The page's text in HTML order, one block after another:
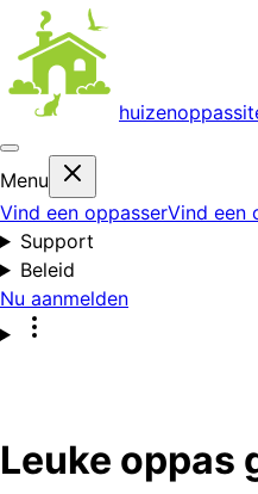
huizenoppas
Menu
Vind een oppasserVind een
Support
Beleid
Nu aanmelden
Leuke oppas